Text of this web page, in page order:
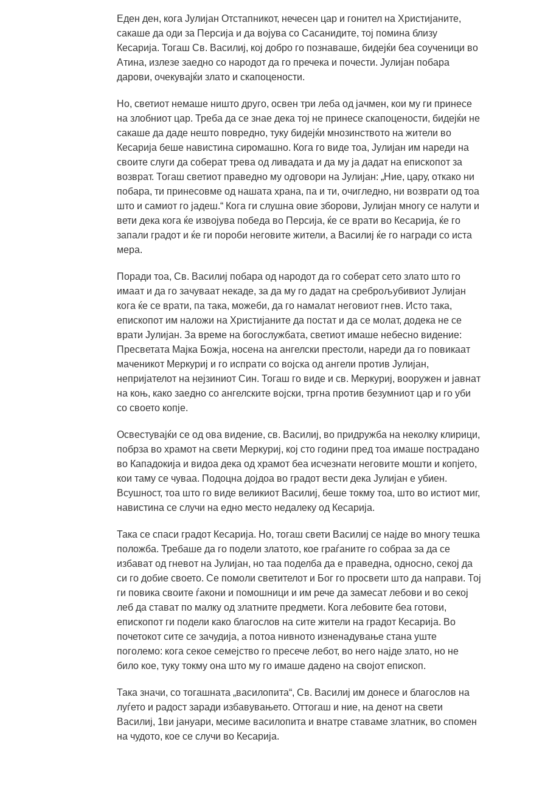
Еден ден, кога Јулијан Отстапникот, нечесен цар и гонител на Христијаните,
сакаше да оди за Персија и да војува со Сасанидите, тој помина близу
Кесарија. Тогаш Св. Василиј, кој добро го познаваше, бидејќи беа соученици во
Атина, излезе заедно со народот да го пречека и почести. Јулијан побара
дарови, очекувајќи злато и скапоцености.
Но, светиот немаше ништо друго, освен три леба од јачмен, кои му ги принесе
на злобниот цар. Треба да се знае дека тој не принесе скапоцености, бидејќи не
сакаше да даде нешто повредно, туку бидејќи мнозинството на жители во
Кесарија беше навистина сиромашно. Кога го виде тоа, Јулијан им нареди на
своите слуги да соберат трева од ливадата и да му ја дадат на епископот за
возврат. Тогаш светиот праведно му одговори на Јулијан: „Ние, цару, откако ни
побара, ти принесовме од нашата храна, па и ти, очигледно, ни возврати од тоа
што и самиот го јадеш.“ Кога ги слушна овие зборови, Јулијан многу се налути и
вети дека кога ќе извојува победа во Персија, ќе се врати во Кесарија, ќе го
запали градот и ќе ги пороби неговите жители, а Василиј ќе го награди со иста
мера.
Поради тоа, Св. Василиј побара од народот да го соберат сето злато што го
имаат и да го зачуваат некаде, за да му го дадат на среброљубивиот Јулијан
кога ќе се врати, па така, можеби, да го намалат неговиот гнев. Исто така,
епископот им наложи на Христијаните да постат и да се молат, додека не се
врати Јулијан. За време на богослужбата, светиот имаше небесно видение:
Пресветата Мајка Божја, носена на ангелски престоли, нареди да го повикаат
маченикот Меркуриј и го испрати со војска од ангели против Јулијан,
непријателот на нејзиниот Син. Тогаш го виде и св. Меркуриј, вооружен и јавнат
на коњ, како заедно со ангелските војски, тргна против безумниот цар и го уби
со своето копје.
Освестувајќи се од ова видение, св. Василиј, во придружба на неколку клирици,
побрза во храмот на свети Меркуриј, кој сто години пред тоа имаше пострадано
во Кападокија и видоа дека од храмот беа исчезнати неговите мошти и копјето,
кои таму се чуваа. Подоцна дојдоа во градот вести дека Јулијан е убиен.
Всушност, тоа што го виде великиот Василиј, беше токму тоа, што во истиот миг,
навистина се случи на едно место недалеку од Кесарија.
Така се спаси градот Кесарија. Но, тогаш свети Василиј се најде во многу тешка
положба. Требаше да го подели златото, кое граѓаните го собраа за да се
избават од гневот на Јулијан, но таа поделба да е праведна, односно, секој да
си го добие своето. Се помоли светителот и Бог го просвети што да направи. Тој
ги повика своите ѓакони и помошници и им рече да замесат лебови и во секој
леб да стават по малку од златните предмети. Кога лебовите беа готови,
епископот ги подели како благослов на сите жители на градот Кесарија. Во
почетокот сите се зачудија, а потоа нивното изненадување стана уште
поголемо: кога секое семејство го пресече лебот, во него најде злато, но не
било кое, туку токму она што му го имаше дадено на својот епископ.
Така значи, со тогашната „василопита“, Св. Василиј им донесе и благослов на
луѓето и радост заради избавувањето. Оттогаш и ние, на денот на свети
Василиј, 1ви јануари, месиме василопита и внатре ставаме златник, во спомен
на чудото, кое се случи во Кесарија.